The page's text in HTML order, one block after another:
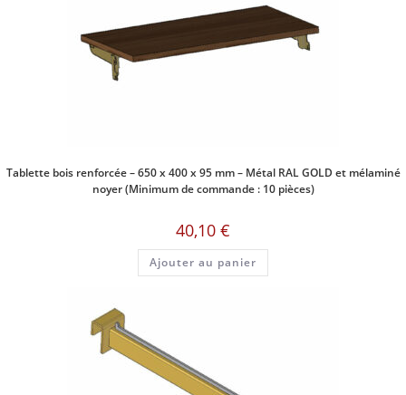
Tablette bois renforcée – 650 x 400 x 95 mm – Métal RAL GOLD et mélaminé
noyer (Minimum de commande : 10 pièces)
40,10 €
Ajouter au panier